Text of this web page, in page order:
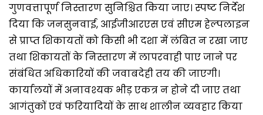
गुणवत्तापूर्ण निस्तारण सुनिश्चित किया जाए। स्पष्ट निर्देश
दिया कि जनसुनवाई, आईजीआरएस एवं सीएम हेल्पलाइन
से प्राप्त शिकायतों को किसी भी दशा में लंबित न रखा जाए
तथा शिकायतों के निस्तारण में लापरवाही पाए जाने पर
संबंधित अधिकारियों की जवाबदेही तय की जाएगी।
कार्यालयों में अनावश्यक भीड़ एकत्र न होने दी जाए तथा
आगंतुकों एवं फरियादियों के साथ शालीन व्यवहार किया